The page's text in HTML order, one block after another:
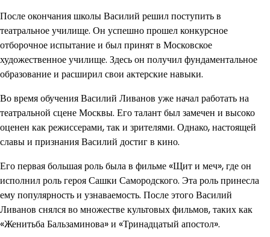
После окончания школы Василий решил поступить в
театральное училище. Он успешно прошел конкурсное
отборочное испытание и был принят в Московское
художественное училище. Здесь он получил фундаментальное
образование и расширил свои актерские навыки.
Во время обучения Василий Ливанов уже начал работать на
театральной сцене Москвы. Его талант был замечен и высоко
оценен как режиссерами, так и зрителями. Однако, настоящей
славы и признания Василий достиг в кино.
Его первая большая роль была в фильме «Щит и меч», где он
исполнил роль героя Сашки Самородского. Эта роль принесла
ему популярность и узнаваемость. После этого Василий
Ливанов снялся во множестве культовых фильмов, таких как
«Женитьба Бальзаминова» и «Тринадцатый апостол».